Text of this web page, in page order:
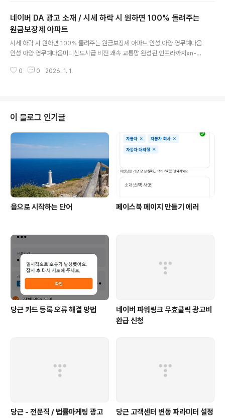
네이버 DA 광고 소재 / 시세 하락 시 원하면 100% 돌려주는
원금보장제 아파트
시세 하락 시 원하면 100% 돌려주는 원금보장제 아파트 안성 아양 영무예다음
안성 아양 영무예다음미니신도시급 비전 쾌속 교통망 완성된 인프라까지xn--
5bjzybv5p.com/index.html?utm_source=naver&utm_medium=ro
0 0 2026. 1. 1.
이 블로그 인기글
윰으로 시작하는 단어 페이스북 페이지 만들기 에러
당근 카드 등록 오류 해결 방법
네이버 파워링크 무효클릭 광고비
환급 신청
당근 - 전문직 / 법률마케팅 광고
당근 고객센터 변동 파라미터 설정